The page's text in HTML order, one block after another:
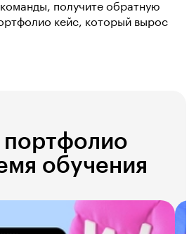
получите обратную
кейс, который вырос
обучения